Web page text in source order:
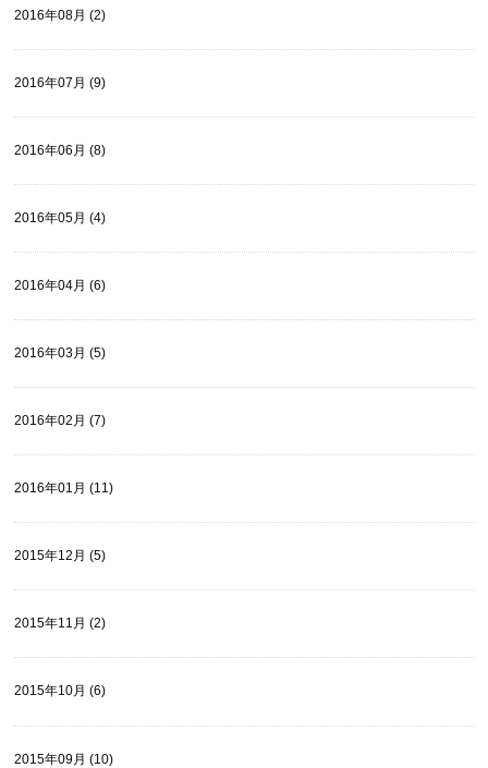
2016年08月 (2)
2016年07月 (9)
2016年06月 (8)
2016年05月 (4)
2016年04月 (6)
2016年03月 (5)
2016年02月 (7)
2016年01月 (11)
2015年12月 (5)
2015年11月 (2)
2015年10月 (6)
2015年09月 (10)